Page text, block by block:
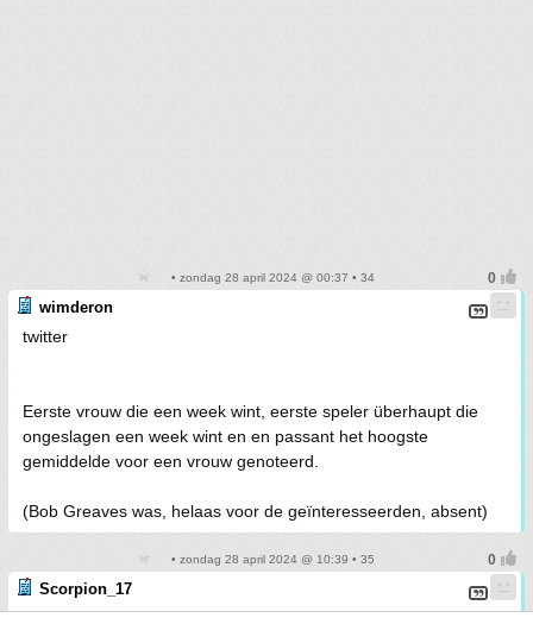
• zondag 28 april 2024 @ 00:37 • 34
wimderon
twitter
Eerste vrouw die een week wint, eerste speler überhaupt die
ongeslagen een week wint en en passant het hoogste
gemiddelde voor een vrouw genoteerd.
(Bob Greaves was, helaas voor de geïnteresseerden, absent)
• zondag 28 april 2024 @ 10:39 • 35
Scorpion_17
Hopelijk houden nu weer even wat lui die zaniken over van